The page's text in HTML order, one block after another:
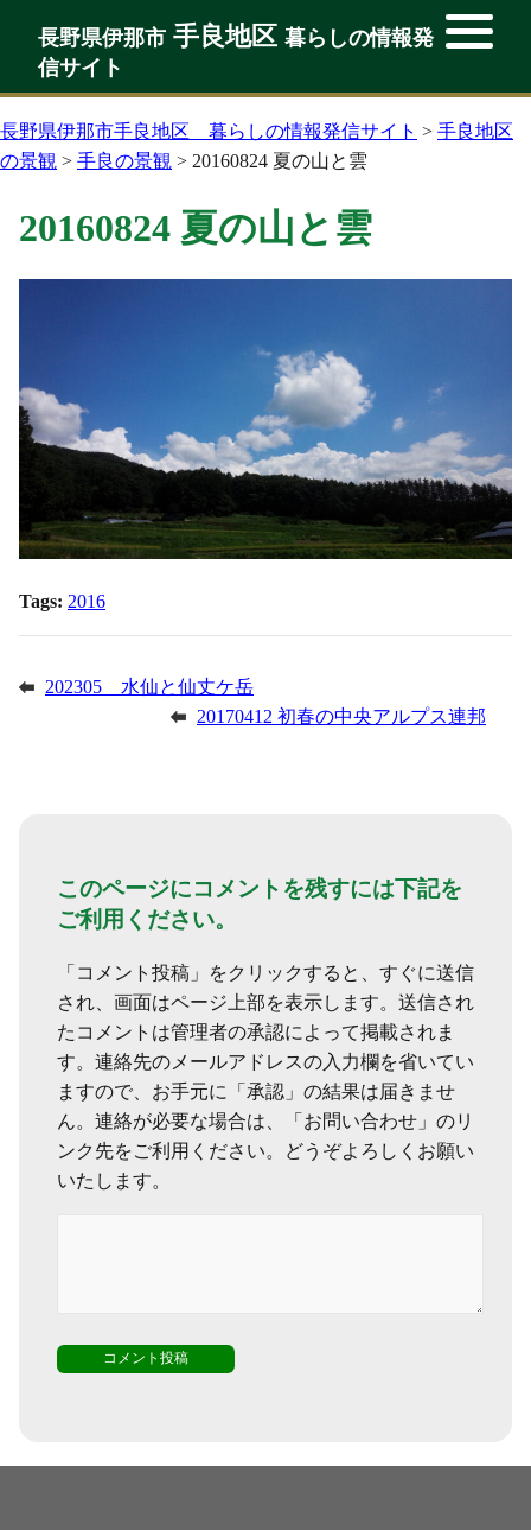
長野県伊那市 手良地区 暮らしの情報発
信サイト
長野県伊那市 手良地区 暮らしの情報発
信サイト
長野県伊那市手良地区 暮らしの情報発信サイト > 手良地区
の景観 > 手良の景観 > 20160824 夏の山と雲
20160824 夏の山と雲
Tags: 2016
202305 水仙と仙丈ケ岳
20170412 初春の中央アルプス連邦
このページにコメントを残すには下記を
ご利用ください。
「コメント投稿」をクリックすると、すぐに送信
され、画面はページ上部を表示します。送信され
たコメントは管理者の承認によって掲載されま
す。連絡先のメールアドレスの入力欄を省いてい
ますので、お手元に「承認」の結果は届きませ
ん。連絡が必要な場合は、「お問い合わせ」のリ
ンク先をご利用ください。どうぞよろしくお願い
いたします。